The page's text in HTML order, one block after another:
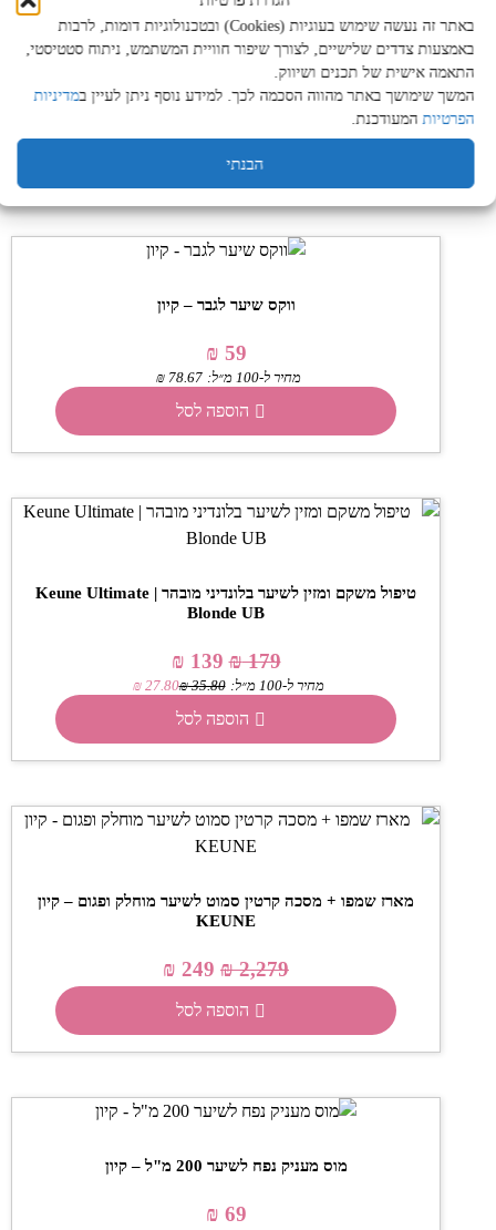
באתר זה נעשה שימוש בעוגיות (Cookies) ובטכנולוגיות דומות, לרבות
באמצעות צדדים שלישיים, לצורך שיפור חוויית המשתמש, ניתוח סטטיסטי,
התאמה אישית של תכנים ושיווק.
המשך שימושך באתר מהווה הסכמה לכך. למידע נוסף ניתן לעיין במדיניות
הפרטיותהמעודכנת.
הבנתי
החלקת שיער קרטין אקסטרה פורט | קיון
₪ 75
ווקס שיער לגבר – קיון
₪ 59
מחיר ל-100 מ״ל: ₪78.67
הוספה לסל
טיפול משקם ומזין לשיער בלונדיני מובהר | Keune Ultimate
Blonde UB
₪179
₪ 139
מחיר ל-100 מ״ל: ₪35.80
₪27.80
הוספה לסל
מארז שמפו + מסכה קרטין סמוט לשיער מוחלק ופגום – קיון
KEUNE
₪2,279
₪ 249
הוספה לסל
מוס מעניק נפח לשיער 200 מ"ל – קיון
₪ 69